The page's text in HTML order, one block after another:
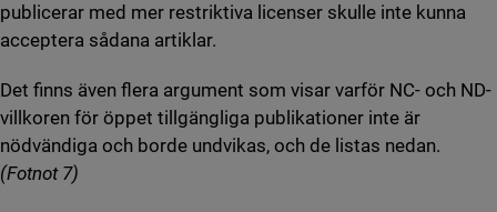
publicerar med mer restriktiva licenser skulle inte kunna
acceptera sådana artiklar.
Det finns även flera argument som visar varför NC- och ND-
villkoren för öppet tillgängliga publikationer inte är
nödvändiga och borde undvikas, och de listas nedan.
(Fotnot 7)